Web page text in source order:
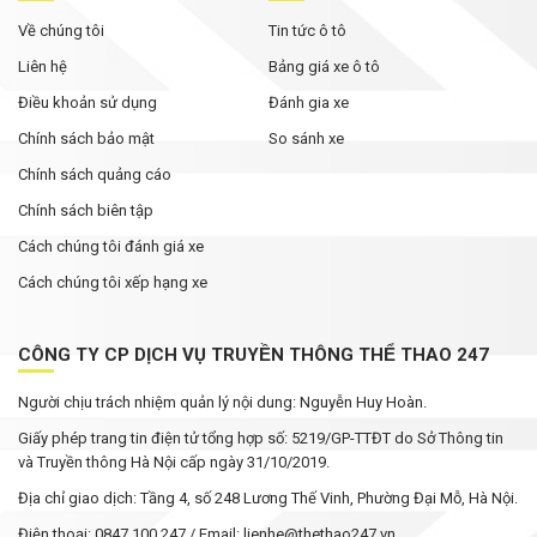
Về chúng tôi
Liên hệ
Điều khoản sử dụng
Chính sách bảo mật
Chính sách quảng cáo
Chính sách biên tập
Cách chúng tôi đánh giá xe
Cách chúng tôi xếp hạng xe
Tin tức ô tô
Bảng giá xe ô tô
Đánh gia xe
So sánh xe
CÔNG TY CP DỊCH VỤ TRUYỀN THÔNG THỂ THAO 247
Người chịu trách nhiệm quản lý nội dung: Nguyễn Huy Hoàn.
Giấy phép trang tin điện tử tổng hợp số: 5219/GP-TTĐT do Sở Thông tin
và Truyền thông Hà Nội cấp ngày 31/10/2019.
Địa chỉ giao dịch: Tầng 4, số 248 Lương Thế Vinh, Phường Đại Mỗ, Hà Nội.